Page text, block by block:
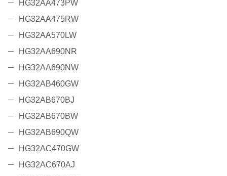
HG32AA473PW
HG32AA475RW
HG32AA570LW
HG32AA690NR
HG32AA690NW
HG32AB460GW
HG32AB670BJ
HG32AB670BW
HG32AB690QW
HG32AC470GW
HG32AC670AJ